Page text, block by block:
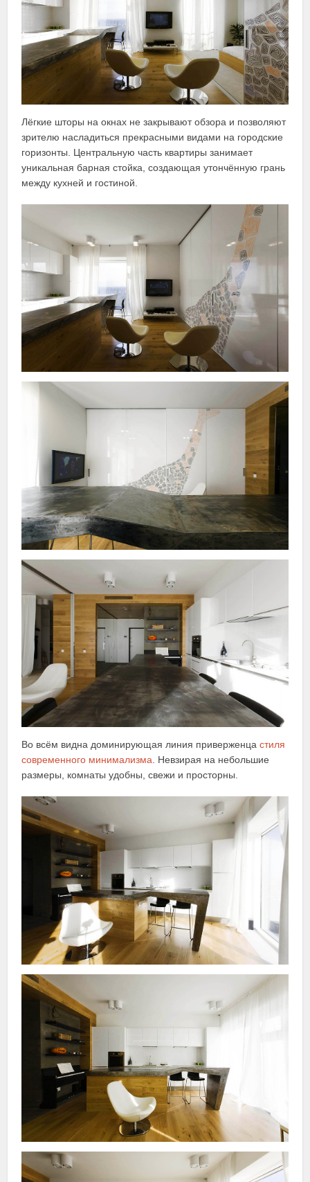
Лёгкие шторы на окнах не закрывают обзора и позволяют
зрителю насладиться прекрасными видами на городские
горизонты. Центральную часть квартиры занимает
уникальная барная стойка, создающая утончённую грань
между кухней и гостиной.
Во всём видна доминирующая линия приверженцастиля
современного минимализма . Невзирая на небольшие
размеры, комнаты удобны, свежи и просторны.